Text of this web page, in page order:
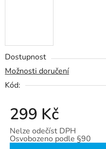
Dostupnost
Možnosti doručení
Kód:
299 Kč
Nelze odečíst DPH
Osvobozeno podle §90